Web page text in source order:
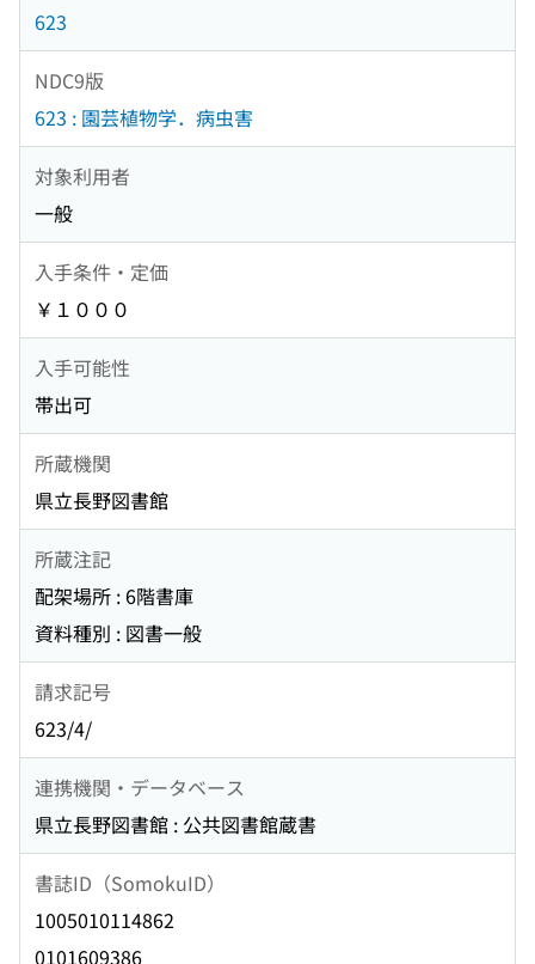
623
NDC9版
623 : 園芸植物学．病虫害
対象利用者
一般
入手条件・定価
￥１０００
入手可能性
帯出可
所蔵機関
県立長野図書館
所蔵注記
配架場所 : 6階書庫
資料種別 : 図書一般
請求記号
623/4/
連携機関・データベース
県立長野図書館 : 公共図書館蔵書
書誌ID（SomokuID）
1005010114862
0101609386